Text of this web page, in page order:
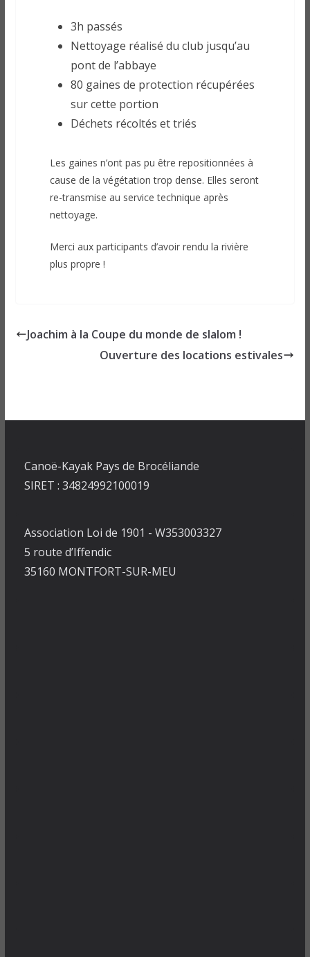
3h passés
Nettoyage réalisé du club jusqu’au
pont de l’abbaye
80 gaines de protection récupérées
sur cette portion
Déchets récoltés et triés
Les gaines n’ont pas pu être repositionnées à
cause de la végétation trop dense. Elles seront
re-transmise au service technique après
nettoyage.
Merci aux participants d’avoir rendu la rivière
plus propre !
Joachim à la Coupe du monde de slalom !
Ouverture des locations estivales
Canoë-Kayak Pays de Brocéliande
SIRET : 34824992100019
Association Loi de 1901 - W353003327
5 route d’Iffendic
35160 MONTFORT-SUR-MEU